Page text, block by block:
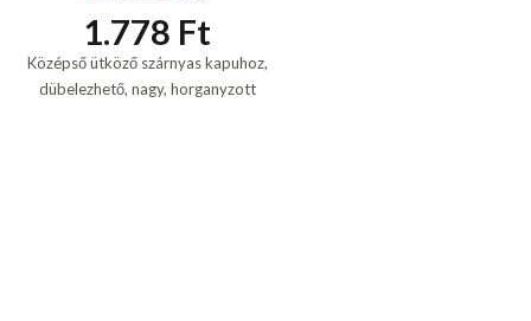
1.778 Ft
Középső ütköző szárnyas kapuhoz,
dübelezhető, nagy, horganyzott